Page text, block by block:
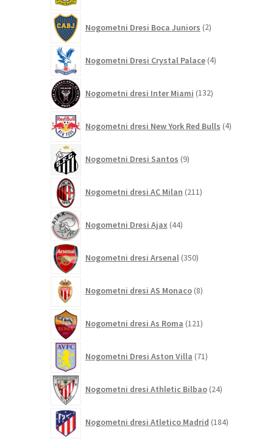
Nogometni Dresi Boca Juniors 2izdelka
Nogometni Dresi Crystal Palace 4izdelki
Nogometni dresi Inter Miami 132izdelkov
Nogometni dresi New York Red Bulls 4izdelki
Nogometni Dresi Santos 9izdelkov
Nogometni dresi AC Milan 211izdelkov
Nogometni Dresi Ajax 44izdelkov
Nogometni dresi Arsenal 350izdelkov
Nogometni dresi AS Monaco 8izdelkov
Nogometni dresi As Roma 121izdelkov
Nogometni Dresi Aston Villa 71izdelkov
Nogometni dresi Athletic Bilbao 24izdelkov
Nogometni dresi Atletico Madrid 184izdelkov